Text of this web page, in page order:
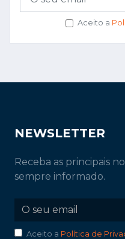
Aceito a
NEWSLETTER
Receba as principais
sempre informado.
Aceito a Política de